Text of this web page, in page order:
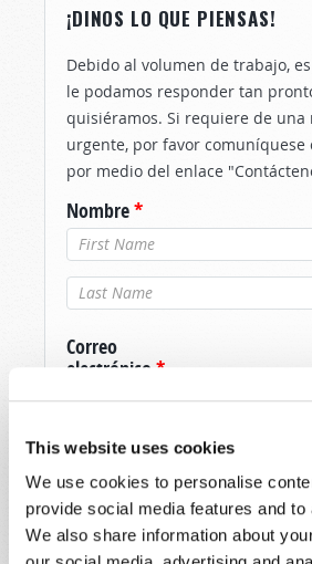
This website uses cookies
We use cookies to personalise
provide social media features and
We also share information about
¡DINOS LO QUE PIENSAS!
Debido al volumen de trabajo,
le podamos responder tan
quisiéramos. Si requiere de una
urgente, por favor comuníquese
por medio del enlace
Nombre*
Apellido*
Correo
electrónico *
Mensaje*